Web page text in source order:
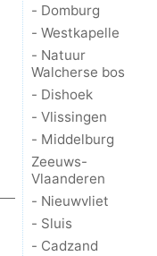
- Domburg
- Westkapelle
- Natuur
Walcherse bos
- Dishoek
- Vlissingen
- Middelburg
Zeeuws-
Vlaanderen
- Nieuwvliet
- Sluis
- Cadzand